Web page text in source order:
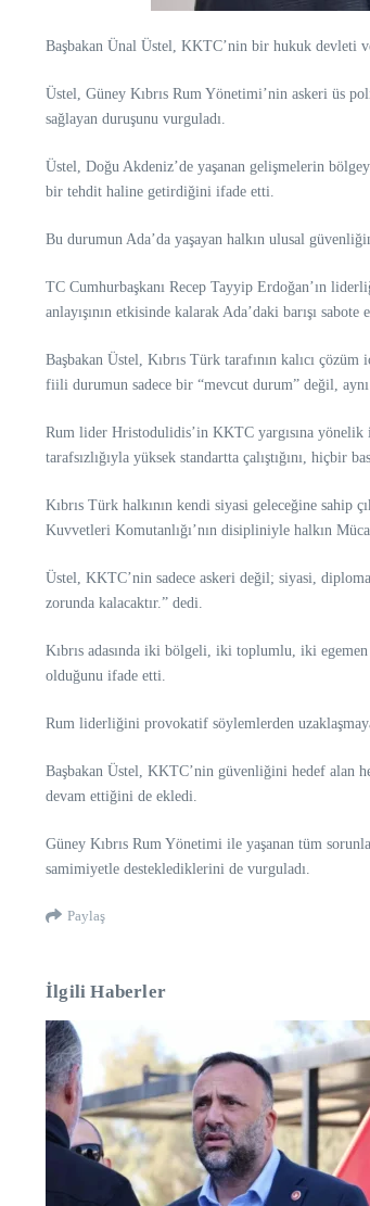
Başbakan Ünal Üstel, KKTC’nin bir hukuk devleti
Üstel, Güney Kıbrıs Rum Yönetimi’nin askeri üs
sağlayan duruşunu vurguladı.
Üstel, Doğu Akdeniz’de yaşanan gelişmelerin
bir tehdit haline getirdiğini ifade etti.
Bu durumun Ada’da yaşayan halkın ulusal
TC Cumhurbaşkanı Recep Tayyip Erdoğan’ın
anlayışının etkisinde kalarak Ada’daki barışı
Başbakan Üstel, Kıbrıs Türk tarafının kalıcı
fiili durumun sadece bir “mevcut durum” değil,
Rum lider Hristodulidis’in KKTC yargısına yönelik
tarafsızlığıyla yüksek standartta çalıştığını,
Kıbrıs Türk halkının kendi siyasi geleceğine
Kuvvetleri Komutanlığı’nın disipliniyle halkın
Üstel, KKTC’nin sadece askeri değil; siyasi,
zorunda kalacaktır.” dedi.
Kıbrıs adasında iki bölgeli, iki toplumlu, iki egemen
olduğunu ifade etti.
Rum liderliğini provokatif söylemlerden
Başbakan Üstel, KKTC’nin güvenliğini hedef alan
devam ettiğini de ekledi.
Güney Kıbrıs Rum Yönetimi ile yaşanan tüm
samimiyetle desteklediklerini de vurguladı.
Paylaş
İlgili Haberler